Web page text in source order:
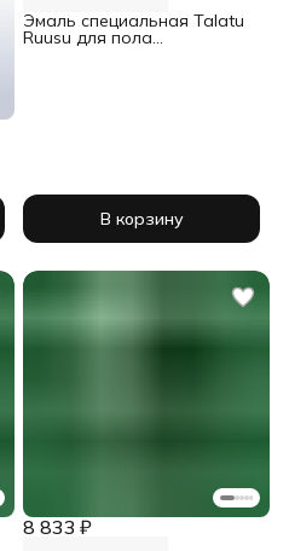
Эмаль специальная Talatu
Ruusu для пола
В корзину
8 833 ₽